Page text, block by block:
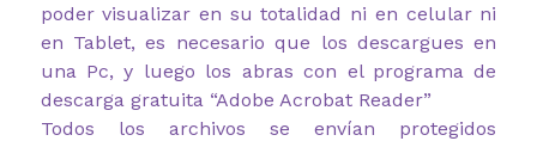
poder visualizar en su totalidad ni en celular ni
en Tablet, es necesario que los descargues en
una Pc, y luego los abras con el programa de
descarga gratuita “Adobe Acrobat Reader”
Todos los archivos se envían protegidos